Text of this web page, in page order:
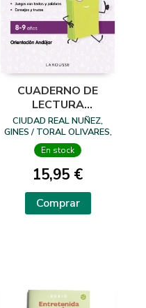
CUADERNO DE
LECTURA
DIVERTIDA 8-9
AÑOS
CIUDAD REAL NUÑEZ,
GINES / TORAL OLIVARES,
ANTONIA
En stock
15,95 €
Comprar